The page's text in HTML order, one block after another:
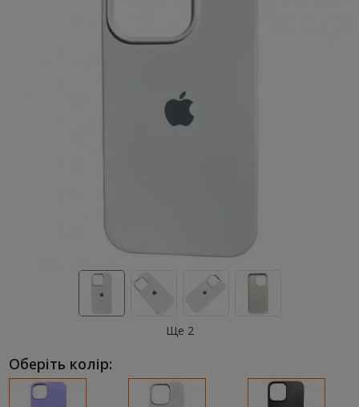
Ще 2
Оберіть колір: